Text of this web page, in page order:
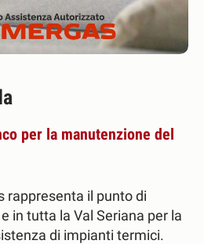
per la manutenzione del
rappresenta il punto di
in tutta la Val Seriana per la
di impianti termici.